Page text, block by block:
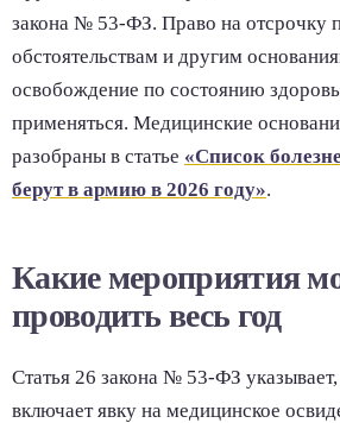
закона № 53-ФЗ. Право на отсрочку
обстоятельствам и другим
освобождение по состоянию
применяться. Медицинские
разобраны в статье «Список
берут в армию в 2026 году».
Какие мероприятия
проводить весь год
Статья 26 закона № 53-ФЗ
включает явку на медицинское